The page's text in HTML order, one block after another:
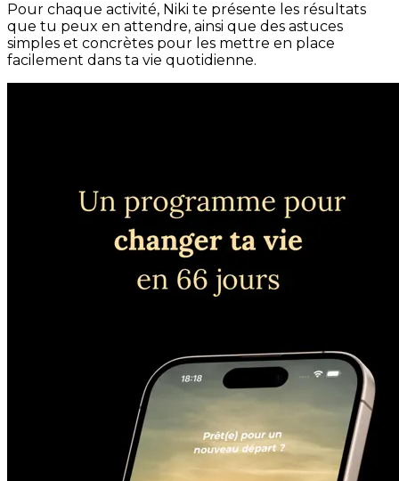
Pour chaque activité, Niki te présente les résultats
que tu peux en attendre, ainsi que des astuces
simples et concrètes pour les mettre en place
facilement dans ta vie quotidienne.